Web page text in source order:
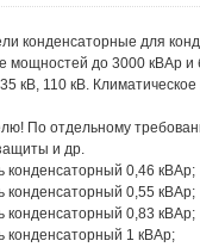
конденсаторные для
до 3000 кВАр и
кВ, 110 кВ.
По отдельному
и др.
конденсаторный 0,46 кВАр;
конденсаторный 0,55 кВАр;
конденсаторный 0,83 кВАр;
конденсаторный 1 кВАр;